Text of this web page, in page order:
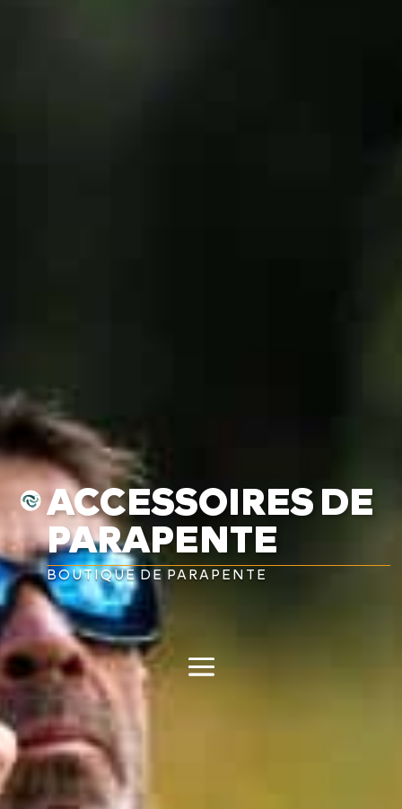
ACCESSOIRES DE
PARAPENTE
BOUTIQUE DE PARAPENTE